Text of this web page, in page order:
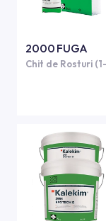
2000 FUGA
Chit de Rosturi